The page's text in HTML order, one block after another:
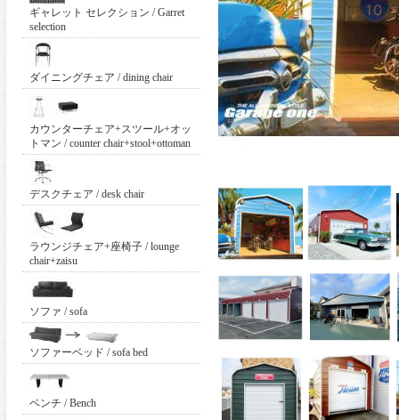
ギャレット セレクション / Garret
selection
ダイニングチェア / dining chair
カウンターチェア+スツール+オッ
トマン / counter chair+stool+ottoman
デスクチェア / desk chair
ラウンジチェア+座椅子 / lounge
chair+zaisu
ソファ / sofa
ソファーベッド / sofa bed
ベンチ / Bench